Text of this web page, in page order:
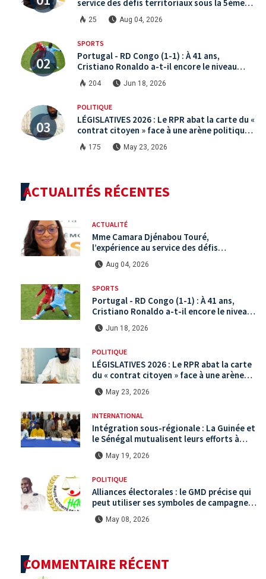
service des défis territoriaux sous la 5ème
République
25 Aug 04, 2026
SPORTS
Portugal - RD Congo (1-1) : À 41 ans,
Cristiano Ronaldo a-t-il encore le niveau
international ?
204 Jun 18, 2026
POLITIQUE
LÉGISLATIVES 2026 : Le RPR abat la carte du «
contrat citoyen » face à une arène politique
saturée.
175 May 23, 2026
ACTUALITÉS RÉCENTES
ACTUALITÉ
Mme Camara Djénabou Touré,
l’expérience au service des défis
territoriaux sous la 5ème République
Aug 04, 2026
SPORTS
Portugal - RD Congo (1-1) : À 41 ans,
Cristiano Ronaldo a-t-il encore le niveau
international ?
Jun 18, 2026
POLITIQUE
LÉGISLATIVES 2026 : Le RPR abat la carte
du « contrat citoyen » face à une arène
politique saturée.
May 23, 2026
INTERNATIONAL
Intégration sous-régionale : La Guinée et
le Sénégal mutualisent leurs efforts à
Koundara via le programme RéZo
May 19, 2026
POLITIQUE
Alliances électorales : le GMD précise qui
peut utiliser ses symboles de campagne
avant le scrutin du 31 mai
May 08, 2026
COMMENTAIRE RÉCENT